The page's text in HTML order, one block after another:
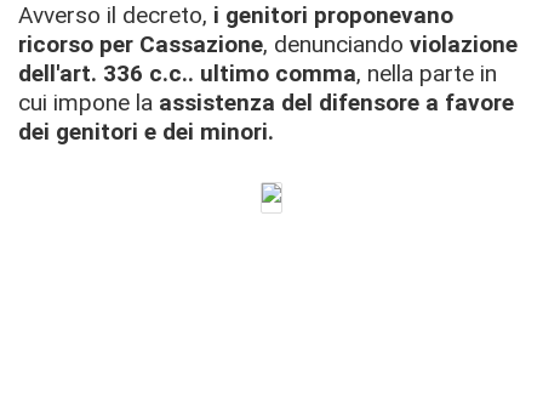
Avverso il decreto, i genitori proponevano
ricorso per Cassazione, denunciando violazione
dell'art. 336 c.c.. ultimo comma, nella parte in
cui impone la assistenza del difensore a favore
dei genitori e dei minori.